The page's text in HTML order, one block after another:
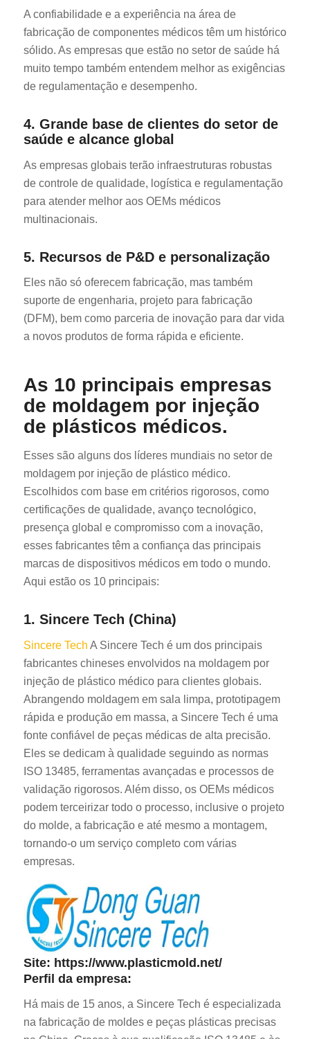
A confiabilidade e a experiência na área de
fabricação de componentes médicos têm um histórico
sólido. As empresas que estão no setor de saúde há
muito tempo também entendem melhor as exigências
de regulamentação e desempenho.
4. Grande base de clientes do setor de
saúde e alcance global
As empresas globais terão infraestruturas robustas
de controle de qualidade, logística e regulamentação
para atender melhor aos OEMs médicos
multinacionais.
5. Recursos de P&D e personalização
Eles não só oferecem fabricação, mas também
suporte de engenharia, projeto para fabricação
(DFM), bem como parceria de inovação para dar vida
a novos produtos de forma rápida e eficiente.
As 10 principais empresas
de moldagem por injeção
de plásticos médicos.
Esses são alguns dos líderes mundiais no setor de
moldagem por injeção de plástico médico.
Escolhidos com base em critérios rigorosos, como
certificações de qualidade, avanço tecnológico,
presença global e compromisso com a inovação,
esses fabricantes têm a confiança das principais
marcas de dispositivos médicos em todo o mundo.
Aqui estão os 10 principais:
1. Sincere Tech (China)
Sincere Tech A Sincere Tech é um dos principais
fabricantes chineses envolvidos na moldagem por
injeção de plástico médico para clientes globais.
Abrangendo moldagem em sala limpa, prototipagem
rápida e produção em massa, a Sincere Tech é uma
fonte confiável de peças médicas de alta precisão.
Eles se dedicam à qualidade seguindo as normas
ISO 13485, ferramentas avançadas e processos de
validação rigorosos. Além disso, os OEMs médicos
podem terceirizar todo o processo, inclusive o projeto
do molde, a fabricação e até mesmo a montagem,
tornando-o um serviço completo com várias
empresas.
Site: https://www.plasticmold.net/
Perfil da empresa:
Há mais de 15 anos, a Sincere Tech é especializada
na fabricação de moldes e peças plásticas precisas